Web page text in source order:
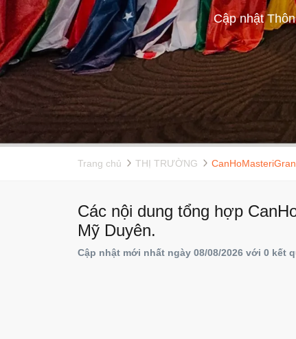
Cập nhật
Trang chủ THỊ TRƯỜNG
Các nội dung tổng hợp
Mỹ Duyên.
Cập nhật mới nhất ngày 08/08/2026 với 0 kết